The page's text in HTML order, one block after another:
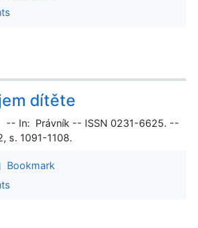
dítěte
-- In: Právník -- ISSN 0231-6625. --
s. 1091-1108.
Bookmark